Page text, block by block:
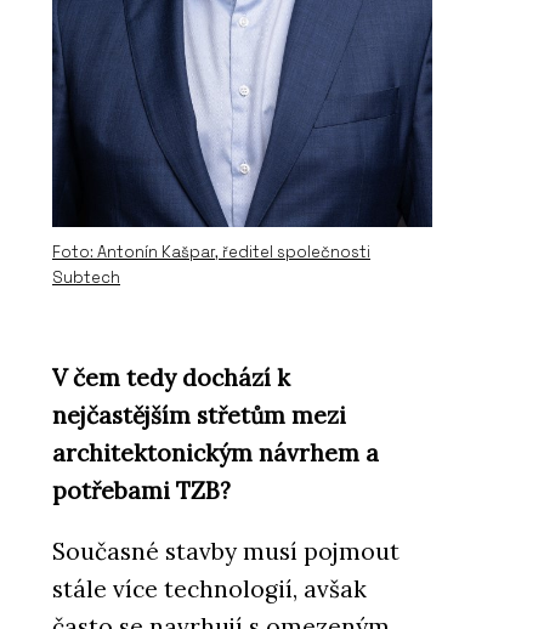
Foto: Antonín Kašpar, ředitel společnosti
Subtech
V čem tedy dochází k
nejčastějším střetům mezi
architektonickým návrhem a
potřebami TZB?
Současné stavby musí pojmout
stále více technologií, avšak